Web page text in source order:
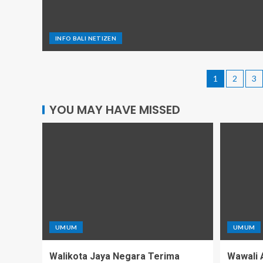
INFO BALI NETIZEN
1 2 3
YOU MAY HAVE MISSED
UMUM
Walikota Jaya Negara Terima
UMUM
Wawali